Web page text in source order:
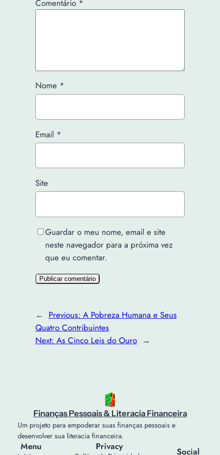
Comentário *
Nome *
Email *
Site
Guardar o meu nome, email e site
neste navegador para a próxima vez
que eu comentar.
← Previous: A Pobreza Humana e Seus
Quatro Contribuintes
Next: As Cinco Leis do Ouro →
Finanças Pessoais & Literacia Financeira
Um projeto para empoderar suas finanças pessoais e
desenvolver sua literacia financeira.
Menu Privacy Social